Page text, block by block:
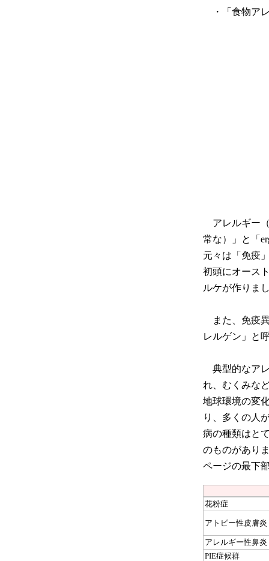
・「食物ア
アレルギー（
常な）」と「
元々は「免疫
初頭にオース
ルケが作りま
また、免疫
レルゲン」と
典型的なア
れ、むくみな
地球環境の変
り、多くの人
病の種類はと
のものがあり
ページの最下
花粉症
アトピー性皮膚炎
アレルギー性鼻炎
PIE症候群